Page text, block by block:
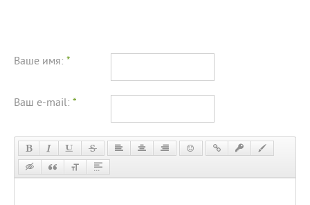
Ваше имя: *
Ваш e-mail: *